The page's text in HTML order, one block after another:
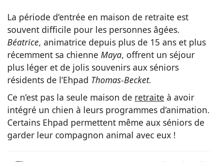
La période d’entrée en maison de retraite est
souvent difficile pour les personnes âgées.
Béatrice, animatrice depuis plus de 15 ans et plus
récemment sa chienne Maya, offrent un séjour
plus léger et de jolis souvenirs aux séniors
résidents de l’Ehpad Thomas-Becket.
Ce n’est pas la seule maison de retraite à avoir
intégré un chien à leurs programmes d’animation.
Certains Ehpad permettent même aux séniors de
garder leur compagnon animal avec eux !